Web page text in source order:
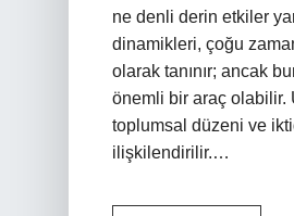
ne denli derin etkiler
dinamikleri, çoğu
olarak tanınır; ancak
önemli bir araç olabilir.
toplumsal düzeni ve
ilişkilendirilir.…